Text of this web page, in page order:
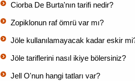
Ciorba De Burta'nın tarifi nedir?
Zopiklonun raf ömrü var mı?
Jöle kullanılamayacak kadar eskir
Jöle tariflerini nasıl ikiye bölersiniz?
Jell O'nun hangi tatları var?